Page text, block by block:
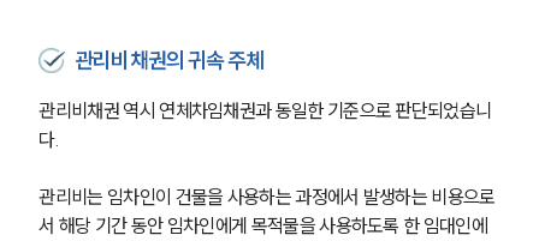
관리비채권의 귀속 주체
관리비채권 역시 연체차임채권과 동일한 기준으로 판단되었습니
다.
관리비는 임차인이 건물을 사용하는 과정에서 발생하는 비용으로
서 해당 기간 동안 임차인에게 목적물을 사용하도록 한 임대인에